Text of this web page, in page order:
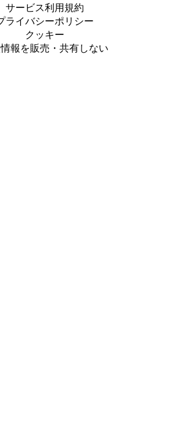
サービス利用規約
ライバシーポリシー
クッキー
報を販売・共有しない